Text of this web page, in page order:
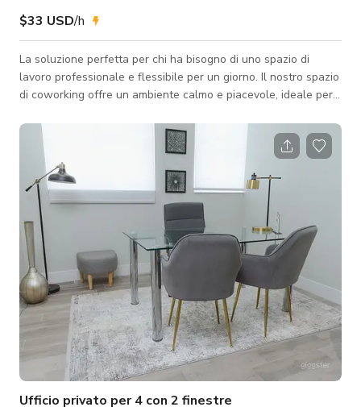
$33 USD/h
La soluzione perfetta per chi ha bisogno di uno spazio di
lavoro professionale e flessibile per un giorno. Il nostro spazio
di coworking offre un ambiente calmo e piacevole, ideale per
nello spazio? • Uso delle aree comuni: Accesso a tutte le
nostre aree comuni, perfette per lavorare, rilassarsi o
incontrare altri professionisti. • 1 ora nella sala podcast:
Sedute confortevoli e design ergonomico per sessioni di
registrazione
Ufficio privato per 4 con 2 finestre